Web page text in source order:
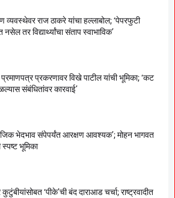
व्यवस्थेवर राज ठाकरे यांचा हल्लाबोल; ‘पेपरफुटी
नसेल तर विद्यार्थ्यांचा संताप स्वाभाविक’
प्रकरणावर विखे पाटील यांची भूमिका; ‘कट
संबंधितांवर कारवाई’
भेदभाव संपेपर्यंत आरक्षण आवश्यक’; मोहन भागवत
स्पष्ट भूमिका
कुटुंबीयांसोबत ‘पीके’ची बंद दाराआड चर्चा; राष्ट्रवादीत